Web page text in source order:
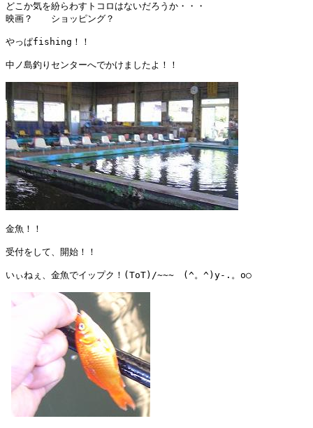
どこか気を紛らわすトコロはないだろうか・・・
映画？　　ショッピング？
やっぱfishing！！
中ノ島釣りセンターへでかけましたよ！！
金魚！！
受付をして、開始！！
いぃねぇ、金魚でイップク！(ToT)/~~~　(^。^)y-.。o○